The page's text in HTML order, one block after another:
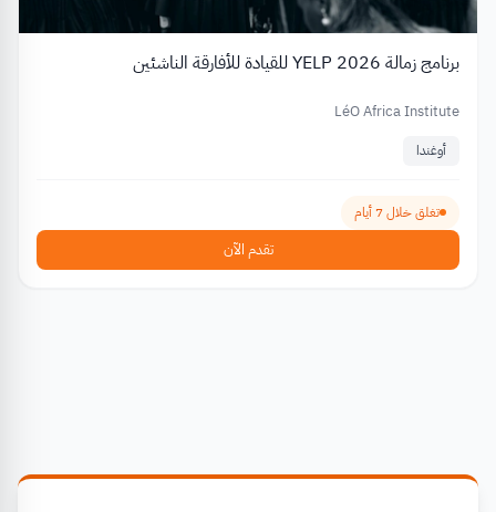
برنامج زمالة YELP 2026 للقيادة للأفارقة الناشئين
LéO Africa Institute
أوغندا
تغلق خلال 7 أيام
تقدم الآن